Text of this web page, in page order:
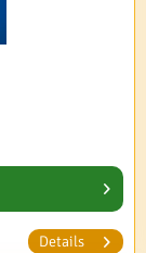
Details